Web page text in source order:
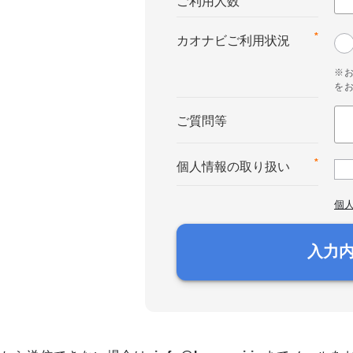
*
カオナビご利用状況
※お
を
ご質問等
*
個人情報の取り扱い
個
入力